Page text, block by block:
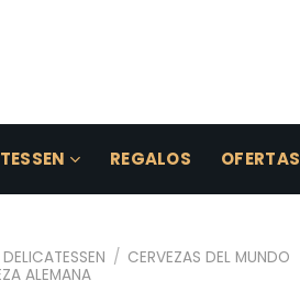
REGALOS OFERTAS
DELICATESSEN / CERVEZAS DEL MUNDO
ALEMANA